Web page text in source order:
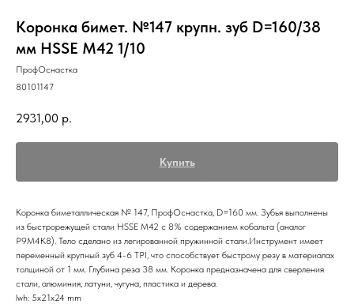
Коронка бимет. №147 крупн. зуб D=160/38
мм HSSE M42 1/10
ПрофОснастка
80101147
2931,00 р.
Купить
Коронка биметаллическая № 147, ПрофОснастка, D=160 мм. Зубья выполнены
из быстрорежущей стали HSSE M42 c 8% содержанием кобальта (аналог
Р9М4К8). Тело сделано из легированной пружинной стали.Инструмент имеет
переменный крупный зуб 4-6 TPI, что способствует быстрому резу в материалах
толщиной от 1 мм. Глубина реза 38 мм. Коронка предназначена для сверления
стали, алюминия, латуни, чугуна, пластика и дерева.
lwh: 5x21x24 mm